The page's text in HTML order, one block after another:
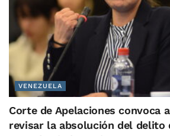
VENEZUELA
Corte de Apelaciones convoca
revisar la absolución del delito